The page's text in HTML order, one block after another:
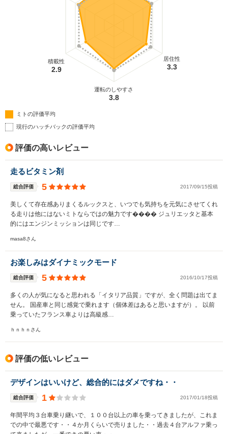
居住性
3.3
運転のしやすさ
3.8
積載性
2.9
ミトの評価平均
現行のハッチバックの評価平均
評価の高いレビュー
走るビタミン剤
総合評価 5 2017/09/15投稿
美しくて存在感ありまくるルックスと、いつでも気持ちを元気にさせてくれ
る走りは他にはないミトならではの魅力です���� ジュリエッタと基本
的にはエンジンミッションは同じです…
masa8さん
お楽しみはダイナミックモード
総合評価 5 2016/10/17投稿
多くの人が気になると思われる「イタリア品質」ですが、全く問題は出てま
せん。 国産車と同じ感覚で乗れます（個体差はあると思いますが）。 以前
乗っていたフランス車よりは高級感…
ｈｎｈｎさん
評価の低いレビュー
デザインはいいけど、総合的にはダメですね・・
総合評価 1 2017/01/18投稿
年間平均３台車乗り継いで、１００台以上の車を乗ってきましたが、これま
での中で最悪です・・４か月くらいで売りました・・過去４台アルファ乗っ